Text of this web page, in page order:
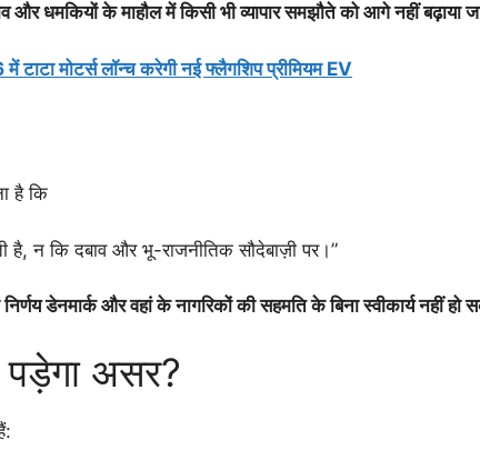
और धमकियों के माहौल में किसी भी व्यापार समझौते को आगे नहीं बढ़ाया
मोटर्स लॉन्च करेगी नई फ्लैगशिप प्रीमियम EV
है कि
है, न कि दबाव और भू-राजनीतिक सौदेबाज़ी पर।”
डेनमार्क और वहां के नागरिकों की सहमति के बिना स्वीकार्य नहीं हो
पड़ेगा असर?